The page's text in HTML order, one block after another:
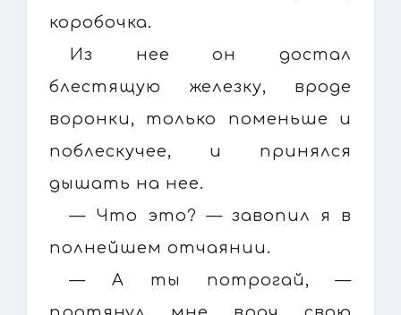
коробочка.
Из нее он достал
блестящую железку, вроде
воронки, только поменьше и
поблескучее, и принялся
дышать на нее.
— Что это? — завопил я в
полнейшем отчаянии.
— А ты потрогай, —